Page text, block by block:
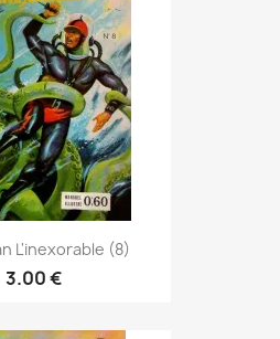
L'inexorable (8)
3.00 €